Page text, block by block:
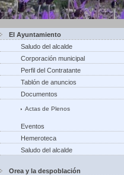
El Ayuntamiento
Saludo del alcalde
Corporación municipal
Perfil del Contratante
Tablón de anuncios
Documentos
Actas de Plenos
Eventos
Hemeroteca
Saludo del alcalde
Orea y la despoblación